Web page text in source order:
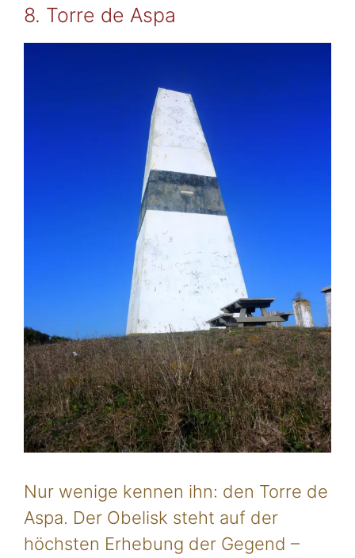
8. Torre de Aspa
Nur wenige kennen ihn: den Torre de
Aspa. Der Obelisk steht auf der
höchsten Erhebung der Gegend –